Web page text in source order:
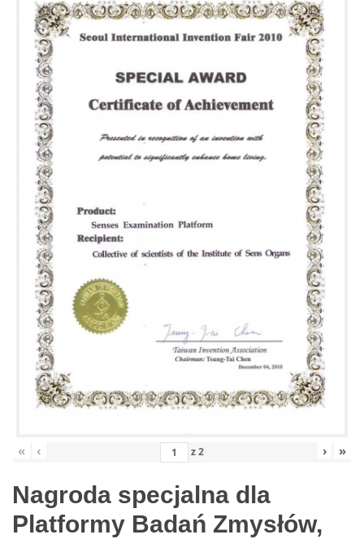
« ‹ z2 › »
Nagroda specjalna dla
Platformy Badań Zmysłów,